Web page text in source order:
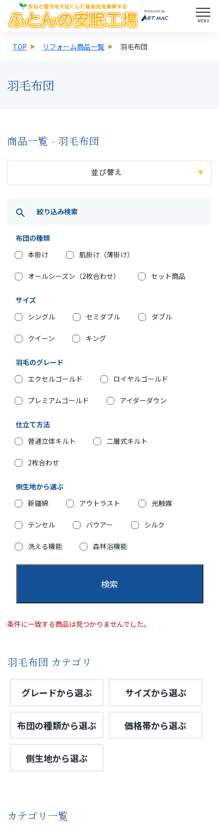
MENU
TOP リフォーム商品一覧 羽毛布団
羽毛布団
商品一覧 - 羽毛布団
並び替え
search 絞り込み検索
布団の種類
本掛け
肌掛け（薄掛け）
オールシーズン（2枚合わせ） セット商品
サイズ
シングル
セミダブル ダブル
クイーン キング
羽毛のグレード
エクセルゴールド
ロイヤルゴールド
プレミアムゴールド アイダーダウン
仕立て方法
普通立体キルト
二層式キルト
2枚合わせ
側生地から選ぶ
新疆綿
アウトラスト 光触媒
テンセル バウアー シルク
洗える機能 森林浴機能
条件に一致する商品は見つかりませんでした。
羽毛布団 カテゴリ
グレードから選ぶ サイズから選ぶ
布団の種類から選ぶ 価格帯から選ぶ
側生地から選ぶ
カテゴリ一覧